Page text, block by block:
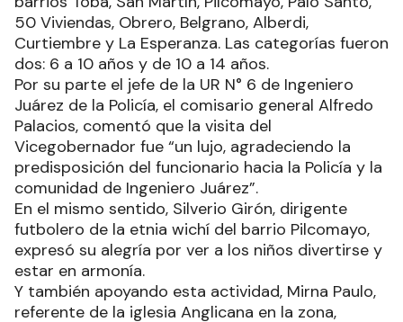
50 Viviendas, Obrero, Belgrano, Alberdi,
Curtiembre y La Esperanza. Las categorías fueron
dos: 6 a 10 años y de 10 a 14 años.
Por su parte el jefe de la UR N° 6 de Ingeniero
Juárez de la Policía, el comisario general Alfredo
Palacios, comentó que la visita del
Vicegobernador fue “un lujo, agradeciendo la
predisposición del funcionario hacia la Policía y la
comunidad de Ingeniero Juárez”.
En el mismo sentido, Silverio Girón, dirigente
futbolero de la etnia wichí del barrio Pilcomayo,
expresó su alegría por ver a los niños divertirse y
estar en armonía.
Y también apoyando esta actividad, Mirna Paulo,
referente de la iglesia Anglicana en la zona,